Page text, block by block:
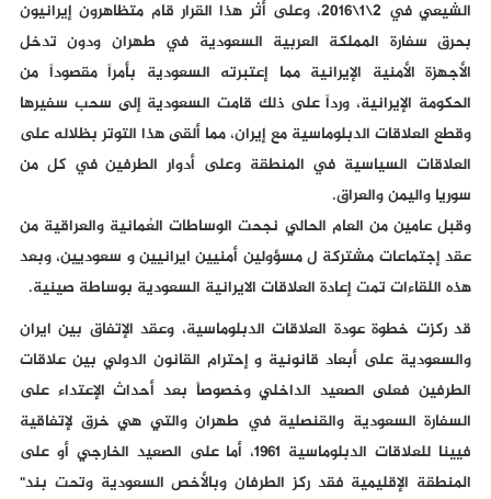
الشيعي في 2\1\2016، وعلى أثر هذا القرار قام متظاهرون إيرانيون
بحرق سفارة المملكة العربية السعودية في طهران ودون تدخل
الأجهزة الأمنية الإيرانية مما إعتبرته السعودية بأمراً مقصوداً من
الحكومة الإيرانية، ورداً على ذلك قامت السعودية إلى سحب سفيرها
وقطع العلاقات الدبلوماسية مع إيران، مما ألقى هذا التوتر بظلاله على
العلاقات السياسية في المنطقة وعلى أدوار الطرفين في كل من
سوريا واليمن والعراق.
وقبل عامين من العام الحالي نجحت الوساطات العُمانية والعراقية من
عقد إجتماعات مشتركة ل مسؤولين أمنيين ايرانيين و سعوديين، وبعد
هذه اللقاءات تمت إعادة العلاقات الايرانية السعودية بوساطة صينية.
قد ركزت خطوة عودة العلاقات الدبلوماسية، وعقد الإتفاق بين ايران
والسعودية على أبعاد قانونية و إحترام القانون الدولي بين علاقات
الطرفين فعلى الصعيد الداخلي وخصوصاً بعد أحداث الإعتداء على
السفارة السعودية والقنصلية في طهران والتي هي خرق لإتفاقية
فيينا للعلاقات الدبلوماسية 1961، أما على الصعيد الخارجي أو على
المنطقة الإقليمية فقد ركز الطرفان وبالأخص السعودية وتحت بند"